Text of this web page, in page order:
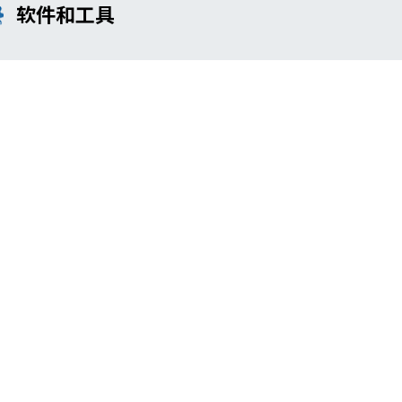
软件和工具